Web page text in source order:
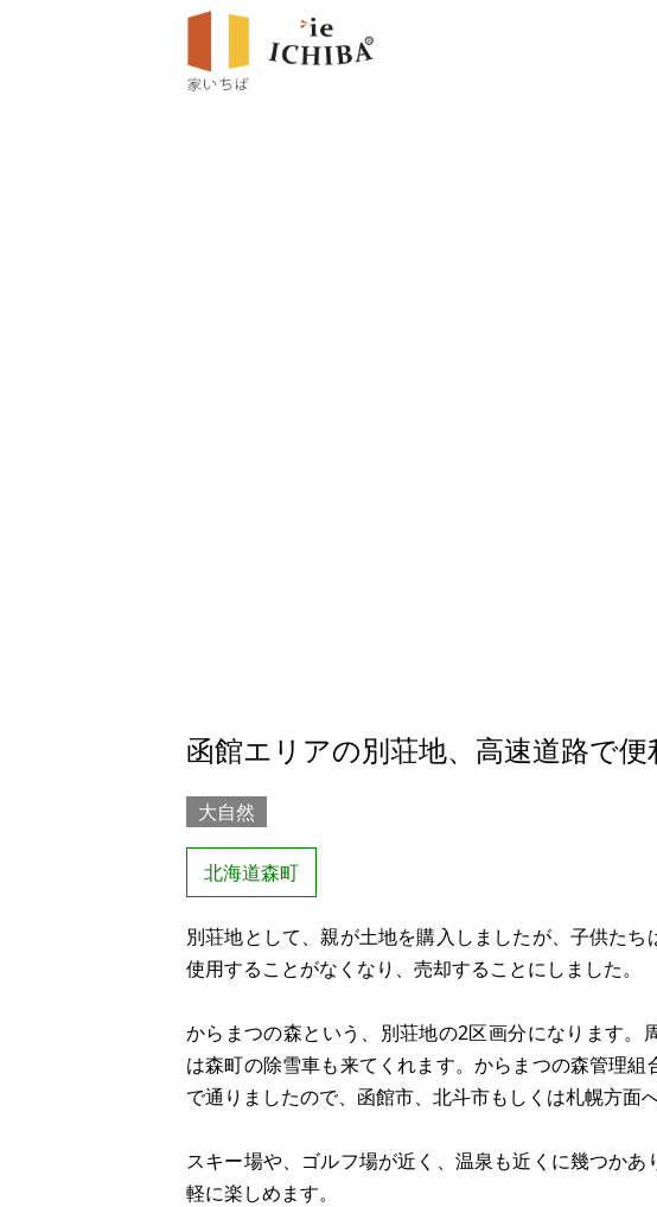
函館エリアの別荘地、高速道路で
大自然
北海道森町
別荘地として、親が土地を購入しましたが、子供た
使用することがなくなり、売却することにしました。
からまつの森という、別荘地の2区画分になります。
は森町の除雪車も来てくれます。からまつの森管理
で通りましたので、函館市、北斗市もしくは札幌方面
スキー場や、ゴルフ場が近く、温泉も近くに幾つか
軽に楽しめます。